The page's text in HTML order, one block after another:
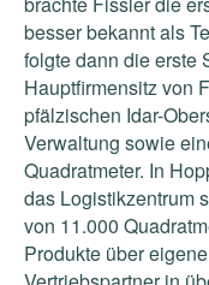
besser bekannt als
folgte dann die erste
Hauptfirmensitz von
pfälzischen Idar-
Verwaltung sowie
Quadratmeter. In
das Logistikzentrum
von 11.000
Produkte über